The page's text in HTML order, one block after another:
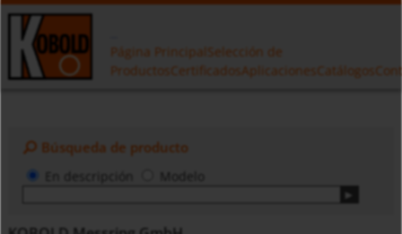
Página Principal Selección de
Productos CertificadosAplicaciones Catálogos
Búsqueda de producto
Modelo